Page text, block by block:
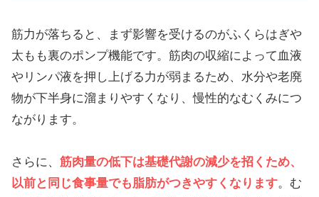
筋力が落ちると、まず影響を受けるのがふくらはぎや
太もも裏のポンプ機能です。筋肉の収縮によって血液
やリンパ液を押し上げる力が弱まるため、水分や老廃
物が下半身に溜まりやすくなり、慢性的なむくみにつ
ながります。
さらに、 筋肉量の低下は基礎代謝の減少を招くため、
以前と同じ食事量でも脂肪がつきやすくなります。む